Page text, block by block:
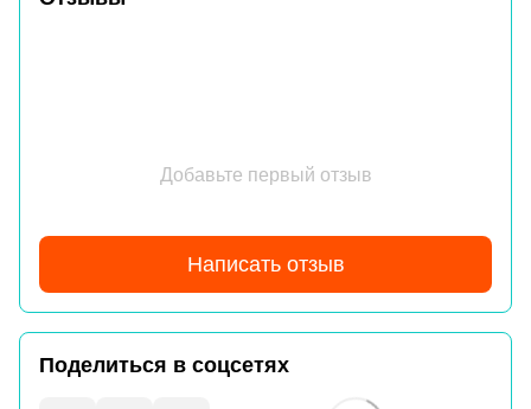
Добавьте первый отзыв
Написать отзыв
Поделиться в соцсетях